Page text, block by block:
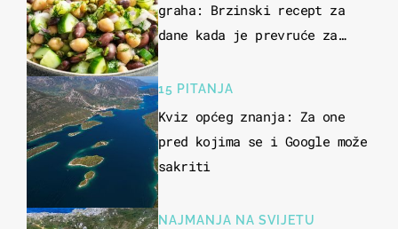
graha: Brzinski recept za
dane kada je prevruće za
15 PITANJA
Kviz općeg znanja: Za one
pred kojima se i Google može
sakriti
NAJMANJA NA SVIJETU